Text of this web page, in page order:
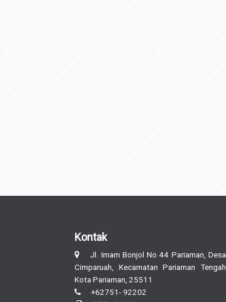
Kontak
Jl. Imam Bonjol No 44 Pariaman, Desa
Cimparuah, Kecamatan Pariaman Tengah
Kota Pariaman, 25511
+62751- 92202